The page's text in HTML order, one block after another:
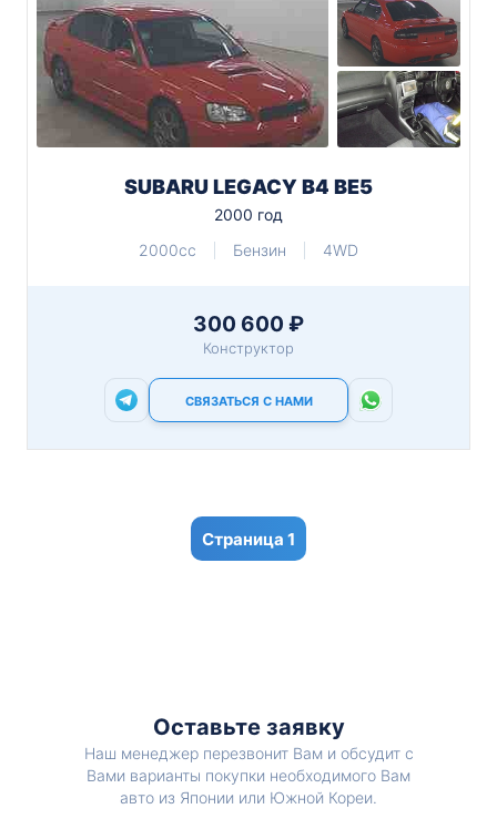
SUBARU LEGACY B4 BE5
2000 год
2000cc
Бензин 4WD
300 600 ₽
Конструктор
СВЯЗАТЬСЯ С НАМИ
1
Оставьте заявку
Наш менеджер перезвонит Вам и обсудит с
Вами варианты покупки необходимого Вам
авто из Японии или Южной Кореи.